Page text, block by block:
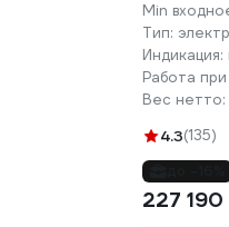
Min
Тип:
Индикация:
Работа
Вес нетто:
4.3(135)
227 190